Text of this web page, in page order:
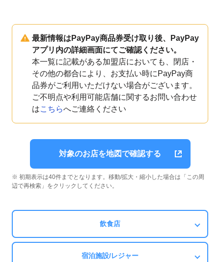
最新情報はPayPay商品券受け取り後、PayPay
アプリ内の詳細画面にてご確認ください。
本一覧に記載がある加盟店においても、閉店・
その他の都合により、お支払い時にPayPay商
品券がご利用いただけない場合がございます。
ご不明点や利用可能店舗に関するお問い合わせ
はこちらへご連絡ください
対象のお店を地図で確認する
※ 初期表示は40件までとなります。移動/拡大・縮小した場合は「この周
辺で再検索」をクリックしてください。
飲食店
宿泊施設/レジャー